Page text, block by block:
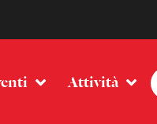
Attività